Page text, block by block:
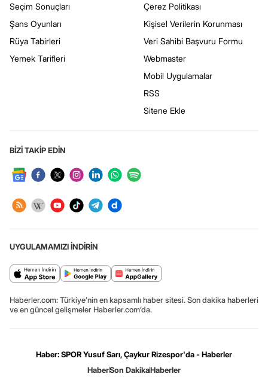
Seçim Sonuçları
Şans Oyunları
Rüya Tabirleri
Yemek Tarifleri
Çerez Politikası
Kişisel Verilerin Korunması
Veri Sahibi Başvuru Formu
Webmaster
Mobil Uygulamalar
RSS
Sitene Ekle
BİZİ TAKİP EDİN
UYGULAMAMIZI İNDİRİN
Haberler.com: Türkiye’nin en kapsamlı haber sitesi. Son dakika haberleri
ve en güncel gelişmeler Haberler.com’da.
Haber: SPOR Yusuf Sarı, Çaykur Rizespor'da - Haberler
HaberSon DakikaHaberler